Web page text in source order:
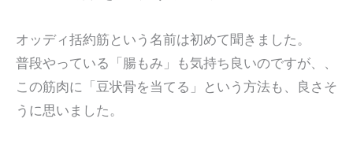
オッディ括約筋という名前は初めて聞きました。
普段やっている「腸もみ」も気持ち良いのですが、、
この筋肉に「豆状骨を当てる」という方法も、良さそ
うに思いました。